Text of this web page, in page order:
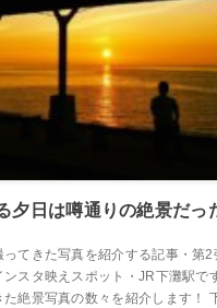
夕日は噂通りの絶景だっ
てきた写真を紹介する記事・第
スタ映えスポット・JR下灘駅で
た絶景写真の数々を紹介します！